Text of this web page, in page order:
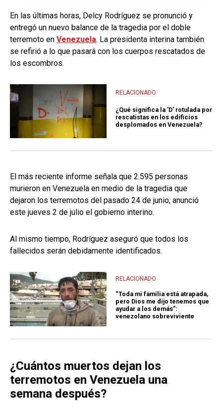
En las últimas horas, Delcy Rodríguez se pronunció y
entregó un nuevo balance de la tragedia por el doble
terremoto en Venezuela. La presidenta interina también
se refirió a lo que pasará con los cuerpos rescatados de
los escombros.
RELACIONADO
¿Qué significa la 'D' rotulada por
rescatistas en los edificios
desplomados en Venezuela?
El más reciente informe señala que 2.595 personas
murieron en Venezuela en medio de la tragedia que
dejaron los terremotos del pasado 24 de junio, anunció
este jueves 2 de julio el gobierno interino.
Al mismo tiempo, Rodríguez aseguró que todos los
fallecidos serán debidamente identificados.
RELACIONADO
“Toda mi familia está atrapada,
pero Dios me dijo tenemos que
ayudar a los demás”:
venezolano sobreviviente
¿Cuántos muertos dejan los
terremotos en Venezuela una
semana después?